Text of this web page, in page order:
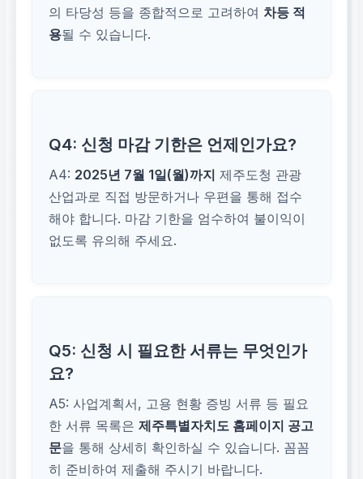
의 타당성 등을 종합적으로 고려하여 차등 적
용될 수 있습니다.
Q4: 신청 마감 기한은 언제인가요?
A4: 2025년 7월 1일(월)까지 제주도청 관광
산업과로 직접 방문하거나 우편을 통해 접수
해야 합니다. 마감 기한을 엄수하여 불이익이
없도록 유의해 주세요.
Q5: 신청 시 필요한 서류는 무엇인가
요?
A5: 사업계획서, 고용 현황 증빙 서류 등 필요
한 서류 목록은제주특별자치도 홈페이지 공고
문을 통해 상세히 확인하실 수 있습니다. 꼼꼼
히 준비하여 제출해 주시기 바랍니다.